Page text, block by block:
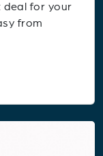
deal for your
from